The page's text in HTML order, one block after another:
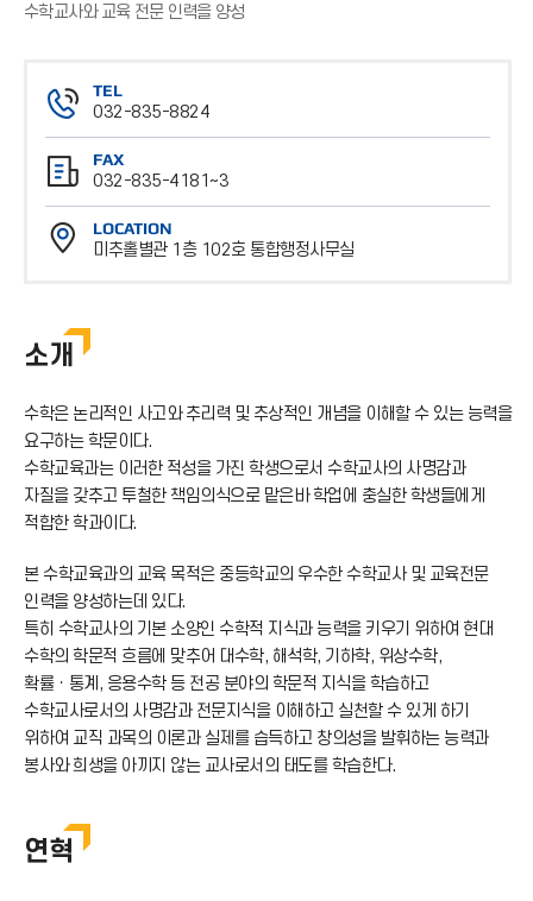
수학교사와 교육 전문 인력을 양성
TEL
032-835-8824
전
화
번
호
FAX
032-835-4181~3
팩
스
번
LOCATION
미추홀별관 1층 102호 통합행정사무실
소개
수학은 논리적인 사고와 추리력 및 추상적인 개념을 이해할 수 있는 능력을
요구하는 학문이다.
수학교육과는 이러한 적성을 가진 학생으로서 수학교사의 사명감과
자질을 갖추고 투철한 책임의식으로 맡은바 학업에 충실한 학생들에게
적합한 학과이다.
본 수학교육과의 교육 목적은 중등학교의 우수한 수학교사 및 교육전문
인력을 양성하는데 있다.
특히 수학교사의 기본 소양인 수학적 지식과 능력을 키우기 위하여 현대
수학의 학문적 흐름에 맞추어 대수학, 해석학, 기하학, 위상수학,
확률ㆍ통계, 응용수학 등 전공 분야의 학문적 지식을 학습하고
수학교사로서의 사명감과 전문지식을 이해하고 실천할 수 있게 하기
위하여 교직 과목의 이론과 실제를 습득하고 창의성을 발휘하는 능력과
봉사와 희생을 아끼지 않는 교사로서의 태도를 학습한다.
연혁